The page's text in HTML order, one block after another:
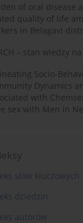
of oral disease
quality of life
in Belagavi
– stan wiedzy
Socio-
Dynamics
with
sex with Men in
słów kluczowych
dziedzin
autorów